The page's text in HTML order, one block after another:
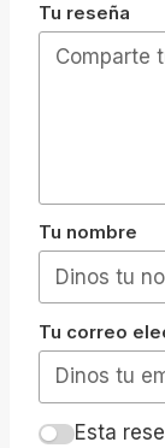
Tu reseña
Tu nombre
Tu correo
Esta